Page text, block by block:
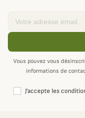
Vous pouvez vous
informations de
J'accepte les